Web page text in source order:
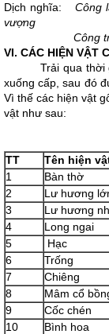
Dịch nghĩa: Công
vượng
Công trạng
VI. CÁC HIỆN VẬT
Trải qua thời
xuống cấp, sau đó
Vì thế các hiện vật
vật như sau:
TT Tên hiện
1
Bàn thờ
2
Lư hương
3
Lư hương
4
Long ngai
5
Hạc
6
Trống
7
Chiêng
8
Mâm cổ
9
Cốc chén
10
Bình hoa